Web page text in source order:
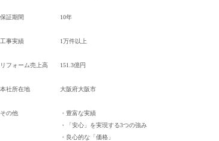
保証期間 10年
工事実績 1万件以上
リフォーム売上高 151.3億円
本社所在地 大阪府大阪市
その他
・豊富な実績
・「安心」を実現する3つの強み
・良心的な「価格」